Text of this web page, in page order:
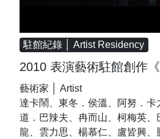
駐館紀錄 │ Artist Residency
藝術家 │ Artist
達卡鬧、東冬．侯溫、阿努．卡
道．巴辣夫、冉而山、柯梅英、
龍、雲力思、楊慕仁、盧皆興、